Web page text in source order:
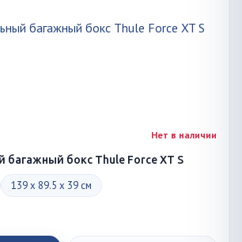
Нет в наличии
бокс Thule Force XT S
139 x 89.5 x 39 см